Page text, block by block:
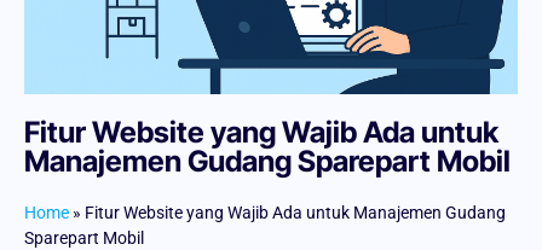
Fitur Website yang Wajib Ada untuk
Manajemen Gudang Sparepart Mobil
Home » Fitur Website yang Wajib Ada untuk Manajemen Gudang
Sparepart Mobil